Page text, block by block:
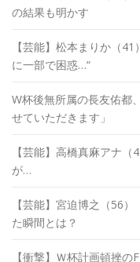
の結果も明かす
【芸能】松本まりか（
に一部で困惑…“
W杯後無所属の長友佑都
せていただきます」
【芸能】高橋真麻アナ
が…
【芸能】宮迫博之（56
た瞬間とは？
【衝撃】Ｗ杯計画頓挫